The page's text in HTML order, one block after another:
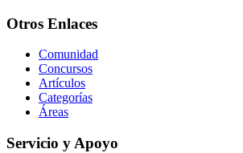
Otros Enlaces
Comunidad
Concursos
Artículos
Categorías
Áreas
Servicio y Apoyo